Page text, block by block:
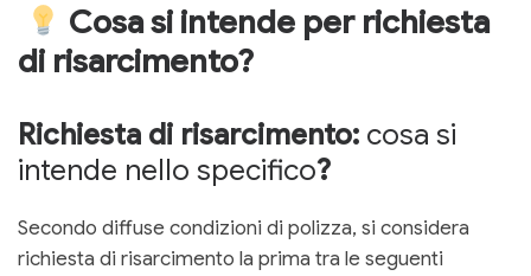
Cosa si intende per richiesta
di risarcimento?
Richiesta di risarcimento: cosa si
intende nello specifico?
Secondo diffuse condizioni di polizza, si considera
richiesta di risarcimento la prima tra le seguenti